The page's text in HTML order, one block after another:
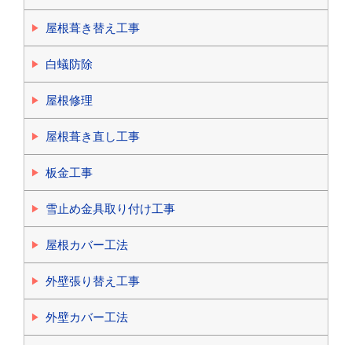
屋根葺き替え工事
白蟻防除
屋根修理
屋根葺き直し工事
板金工事
雪止め金具取り付け工事
屋根カバー工法
外壁張り替え工事
外壁カバー工法